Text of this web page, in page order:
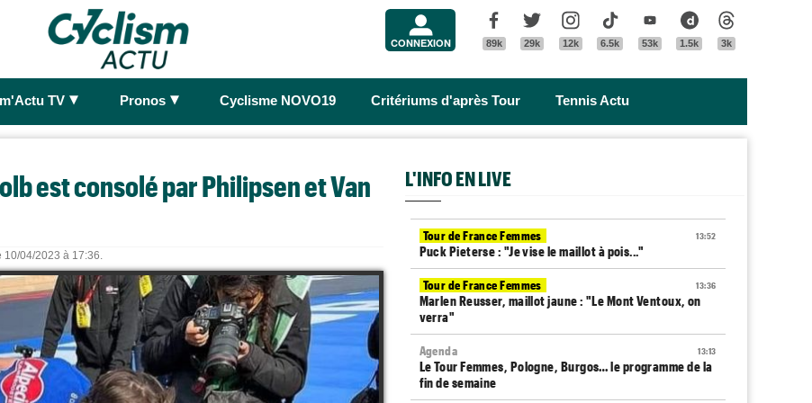
CONNEXION
Facebook
89k
Twitter
29k
Instagram
12k
Tik Tok
6.5k
Youtube
53k
Dailymotion
1.5k 3k
TV ► Pronos ► Cyclisme NOVO19 Critériums d'après Tour Tennis Actu
est consolé par Philipsen et Van
10/04/2023 à 17:36.
L'INFO EN LIVE
13:52
Tour de France Femmes
Puck Pieterse : "Je vise le maillot à pois..."
13:36
Tour de France Femmes
Marlen Reusser, maillot jaune : "Le Mont Ventoux, on
verra"
13:13
Agenda
Le Tour Femmes, Pologne, Burgos… le programme de la
fin de semaine